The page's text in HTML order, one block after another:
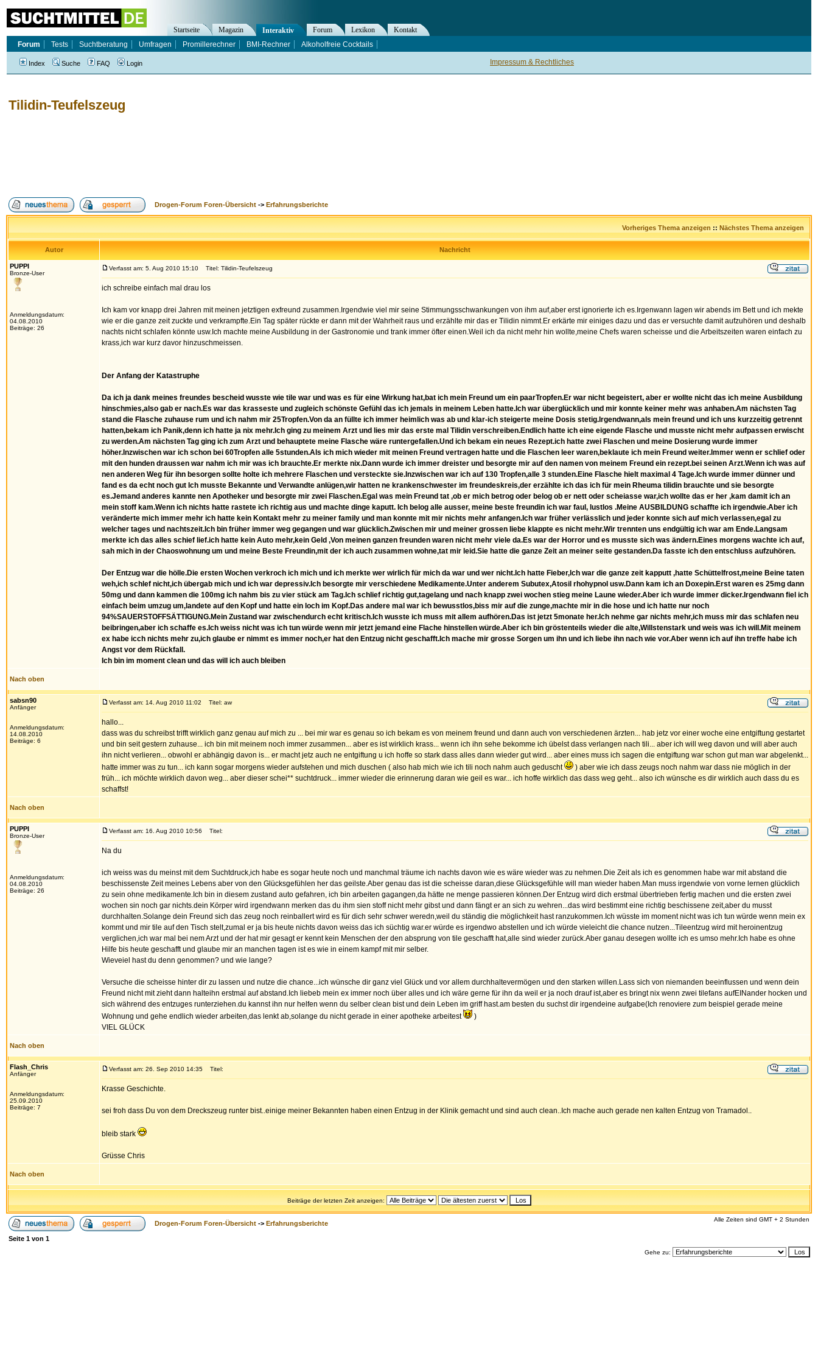
Tilidin-Teufelszeug
Drogen-Forum Foren-Übersicht -> Erfahrungsberichte
Vorheriges Thema anzeigen :: Nächstes Thema anzeigen
Autor Nachricht
PUPPI
Bronze-User
Anmeldungsdatum:
04.08.2010
Beiträge: 26
Verfasst am: 5. Aug 2010 15:10 Titel: Tilidin-Teufelszeug
ich schreibe einfach mal drau los
Ich kam vor knapp drei Jahren mit meinen jetztigen exfreund zusammen.Irgendwie viel mir seine Stimmungsschwankungen von ihm auf,aber erst ignorierte ich es.Irgenwann lagen wir abends im Bett und ich mekte
wie er die ganze zeit zuckte und verkrampfte.Ein Tag später rückte er dann mit der Wahrheit raus und erzählte mir das er Tilidin nimmt.Er erkärte mir einiges dazu und das er versuchte damit aufzuhören und deshalb
nachts nicht schlafen könnte usw.Ich machte meine Ausbildung in der Gastronomie und trank immer öfter einen.Weil ich da nicht mehr hin wollte,meine Chefs waren scheisse und die Arbeitszeiten waren einfach zu
krass,ich war kurz davor hinzuschmeissen.
Der Anfang der Katastruphe
Da ich ja dank meines freundes bescheid wusste wie tile war und was es für eine Wirkung hat,bat ich mein Freund um ein paarTropfen.Er war nicht begeistert, aber er wollte nicht das ich meine Ausbildung
hinschmies,also gab er nach.Es war das krasseste und zugleich schönste Gefühl das ich jemals in meinem Leben hatte.Ich war überglücklich und mir konnte keiner mehr was anhaben.Am nächsten Tag
stand die Flasche zuhause rum und ich nahm mir 25Tropfen.Von da an füllte ich immer heimlich was ab und klar-ich steigerte meine Dosis stetig.Irgendwann,als mein freund und ich uns kurzzeitig getrennt
hatten,bekam ich Panik,denn ich hatte ja nix mehr.Ich ging zu meinem Arzt und lies mir das erste mal Tilidin verschreiben.Endlich hatte ich eine eigende Flasche und musste nicht mehr aufpassen erwischt
zu werden.Am nächsten Tag ging ich zum Arzt und behauptete meine Flasche wäre runtergefallen.Und ich bekam ein neues Rezept.ich hatte zwei Flaschen und meine Dosierung wurde immer
höher.Inzwischen war ich schon bei 60Tropfen alle 5stunden.Als ich mich wieder mit meinen Freund vertragen hatte und die Flaschen leer waren,beklaute ich mein Freund weiter.Immer wenn er schlief oder
mit den hunden draussen war nahm ich mir was ich brauchte.Er merkte nix.Dann wurde ich immer dreister und besorgte mir auf den namen von meinem Freund ein rezept.bei seinen Arzt.Wenn ich was auf
nen anderen Weg für ihn besorgen sollte holte ich mehrere Flaschen und versteckte sie.Inzwischen war ich auf 130 Tropfen,alle 3 stunden.Eine Flasche hielt maximal 4 Tage.Ich wurde immer dünner und
fand es da echt noch gut Ich musste Bekannte und Verwandte anlügen,wir hatten ne krankenschwester im freundeskreis,der erzählte ich das ich für mein Rheuma tilidin brauchte und sie besorgte
es.Jemand anderes kannte nen Apotheker und besorgte mir zwei Flaschen.Egal was mein Freund tat ,ob er mich betrog oder belog ob er nett oder scheiasse war,ich wollte das er her ,kam damit ich an
mein stoff kam.Wenn ich nichts hatte rastete ich richtig aus und machte dinge kaputt. Ich belog alle ausser, meine beste freundin ich war faul, lustlos .Meine AUSBILDUNG schaffte ich irgendwie.Aber ich
veränderte mich immer mehr ich hatte kein Kontakt mehr zu meiner family und man konnte mit mir nichts mehr anfangen.Ich war früher verlässlich und jeder konnte sich auf mich verlassen,egal zu
welcher tages und nachtszeit.Ich bin früher immer weg gegangen und war glücklich.Zwischen mir und meiner grossen liebe klappte es nicht mehr.Wir trennten uns endgültig ich war am Ende.Langsam
merkte ich das alles schief lief.ich hatte kein Auto mehr,kein Geld ,Von meinen ganzen freunden waren nicht mehr viele da.Es war der Horror und es musste sich was ändern.Eines morgens wachte ich auf,
sah mich in der Chaoswohnung um und meine Beste Freundin,mit der ich auch zusammen wohne,tat mir leid.Sie hatte die ganze Zeit an meiner seite gestanden.Da fasste ich den entschluss aufzuhören.
Der Entzug war die hölle.Die ersten Wochen verkroch ich mich und ich merkte wer wirlich für mich da war und wer nicht.Ich hatte Fieber,lch war die ganze zeit kapputt ,hatte Schüttelfrost,meine Beine taten
weh,ich schlef nicht,ich übergab mich und ich war depressiv.Ich besorgte mir verschiedene Medikamente.Unter anderem Subutex,Atosil rhohypnol usw.Dann kam ich an Doxepin.Erst waren es 25mg dann
50mg und dann kammen die 100mg ich nahm bis zu vier stück am Tag.Ich schlief richtig gut,tagelang und nach knapp zwei wochen stieg meine Laune wieder.Aber ich wurde immer dicker.Irgendwann fiel ich
einfach beim umzug um,landete auf den Kopf und hatte ein loch im Kopf.Das andere mal war ich bewusstlos,biss mir auf die zunge,machte mir in die hose und ich hatte nur noch
94%SAUERSTOFFSÄTTIGUNG.Mein Zustand war zwischendurch echt kritisch.Ich wusste ich muss mit allem aufhören.Das ist jetzt 5monate her.Ich nehme gar nichts mehr,ich muss mir das schlafen neu
beibringen,aber ich schaffe es.Ich weiss nicht was ich tun würde wenn mir jetzt jemand eine Flache hinstellen würde.Aber ich bin gröstenteils wieder die alte,Willstenstark und weis was ich will.Mit meinem
ex habe icch nichts mehr zu,ich glaube er nimmt es immer noch,er hat den Entzug nicht geschafft.Ich mache mir grosse Sorgen um ihn und ich liebe ihn nach wie vor.Aber wenn ich auf ihn treffe habe ich
Angst vor dem Rückfall.
Ich bin im moment clean und das will ich auch bleiben
Nach oben
sabsn90
Anfänger
Anmeldungsdatum:
14.08.2010
Beiträge: 6
Verfasst am: 14. Aug 2010 11:02 Titel: aw
hallo...
dass was du schreibst trifft wirklich ganz genau auf mich zu ... bei mir war es genau so ich bekam es von meinem freund und dann auch von verschiedenen ärzten... hab jetz vor einer woche eine entgiftung gestartet
und bin seit gestern zuhause... ich bin mit meinem noch immer zusammen... aber es ist wirklich krass... wenn ich ihn sehe bekomme ich übelst dass verlangen nach tili... aber ich will weg davon und will aber auch
ihn nicht verlieren... obwohl er abhängig davon is... er macht jetz auch ne entgiftung u ich hoffe so stark dass alles dann wieder gut wird... aber eines muss ich sagen die entgiftung war schon gut man war abgelenkt...
hatte immer was zu tun... ich kann sogar morgens wieder aufstehen und mich duschen ( also hab mich wie ich tili noch nahm auch geduscht
) aber wie ich dass zeugs noch nahm war dass nie möglich in der
früh... ich möchte wirklich davon weg... aber dieser schei** suchtdruck... immer wieder die erinnerung daran wie geil es war... ich hoffe wirklich das dass weg geht... also ich wünsche es dir wirklich auch dass du es
schaffst!
Nach oben
PUPPI
Bronze-User
Anmeldungsdatum:
04.08.2010
Beiträge: 26
Verfasst am: 16. Aug 2010 10:56 Titel:
Na du
ich weiss was du meinst mit dem Suchtdruck,ich habe es sogar heute noch und manchmal träume ich nachts davon wie es wäre wieder was zu nehmen.Die Zeit als ich es genommen habe war mit abstand die
beschissenste Zeit meines Lebens aber von den Glücksgefühlen her das geilste.Aber genau das ist die scheisse daran,diese Glücksgefühle will man wieder haben.Man muss irgendwie von vorne lernen glücklich
zu sein ohne medikamente.Ich bin in diesem zustand auto gefahren, ich bin arbeiten gagangen,da hätte ne menge passieren können.Der Entzug wird dich erstmal übertrieben fertig machen und die ersten zwei
wochen sin noch gar nichts.dein Körper wird irgendwann merken das du ihm sien stoff nicht mehr gibst und dann fängt er an sich zu wehren...das wird bestimmt eine richtig beschissene zeit,aber du musst
durchhalten.Solange dein Freund sich das zeug noch reinballert wird es für dich sehr schwer weredn,weil du ständig die möglichkeit hast ranzukommen.Ich wüsste im moment nicht was ich tun würde wenn mein ex
kommt und mir tile auf den Tisch stelt,zumal er ja bis heute nichts davon weiss das ich süchtig war.er würde es irgendwo abstellen und ich würde vieleicht die chance nutzen...Tileentzug wird mit heroinentzug
verglichen,ich war mal bei nem Arzt und der hat mir gesagt er kennt kein Menschen der den absprung von tile geschafft hat,alle sind wieder zurück.Aber ganau desegen wollte ich es umso mehr.Ich habe es ohne
Hilfe bis heute geschafft und glaube mir an manchen tagen ist es wie in einem kampf mit mir selber.
Wieveiel hast du denn genommen? und wie lange?
Versuche die scheisse hinter dir zu lassen und nutze die chance...ich wünsche dir ganz viel Glück und vor allem durchhaltevermögen und den starken willen.Lass sich von niemanden beeinflussen und wenn dein
Freund nicht mit zieht dann halteihn erstmal auf abstand.Ich liebeb mein ex immer noch über alles und ich wäre gerne für ihn da weil er ja noch drauf ist,aber es bringt nix wenn zwei tilefans aufEINander hocken und
sich während des entzuges runterziehen.du kannst ihn nur helfen wenn du selber clean bist und dein Leben im griff hast.am besten du suchst dir irgendeine aufgabe(Ich renoviere zum beispiel gerade meine
Wohnung und gehe endlich wieder arbeiten,das lenkt ab,solange du nicht gerade in einer apotheke arbeitest
)
VIEL GLÜCK
Nach oben
Flash_Chris
Anfänger
Anmeldungsdatum:
25.09.2010
Beiträge: 7
Verfasst am: 26. Sep 2010 14:35 Titel:
Krasse Geschichte.
sei froh dass Du von dem Dreckszeug runter bist..einige meiner Bekannten haben einen Entzug in der Klinik gemacht und sind auch clean..Ich mache auch gerade nen kalten Entzug von Tramadol..
bleib stark
Grüsse Chris
Nach oben
Beiträge der letzten Zeit anzeigen:
Drogen-Forum Foren-Übersicht -> Erfahrungsberichte
Alle Zeiten sind GMT + 2 Stunden
Seite 1 von 1
Gehe zu:
Impressum & Rechtliches
Startseite Magazin Interaktiv Forum Lexikon
Kontakt
Forum
Tests Suchtberatung Umfragen Promillerechner BMI-Rechner Alkoholfreie Cocktails
Index Suche FAQ Login